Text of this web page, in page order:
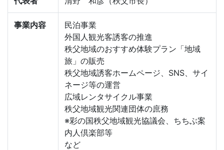
事業内容
民泊事業
外国人観光客誘客の推進
秩父地域のおすすめ体験プラン「地域
旅」の販売
秩父地域誘客ホームページ、SNS、サイ
ネージ等の運営
広域レンタサイクル事業
秩父地域観光関連団体の庶務
※彩の国秩父地域観光協議会、ちちぶ案
内人倶楽部等
など